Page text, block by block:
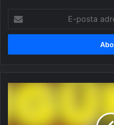
posta
adresinizi
10
Bugün